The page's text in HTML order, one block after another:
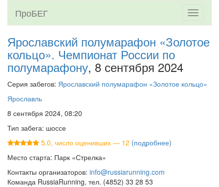
Toggle
ПроБЕГ
Ярославский полумарафон «Золотое
кольцо». Чемпионат России по
полумарафону, 8 сентября 2024
Серия забегов: Ярославский полумарафон «Золотое кольцо»
Ярославль
8 сентября 2024, 08:20
Тип забега: шоссе
5.0, число оценивших — 12 (подробнее)
Место старта: Парк «Стрелка»
Контакты организаторов: info@russiarunning.com
Команда RussiaRunning, тел. (4852) 33 28 53